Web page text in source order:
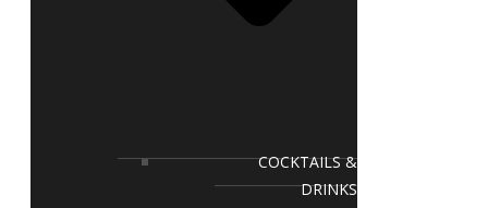
COCKTAILS &
DRINKS